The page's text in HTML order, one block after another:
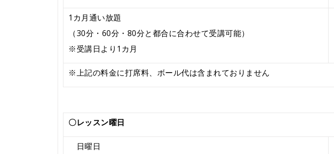
1カ月通い放題
（30分・60分・80分と都合に合わせて受講可能）
※受講日より1カ月
※上記の料金に打席料、ボール代は含まれておりません
〇レッスン曜日
日曜日